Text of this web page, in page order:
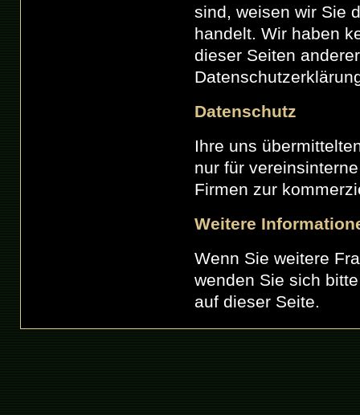
sind, weisen wir Sie
handelt. Wir haben
dieser Seiten
Datenschutz
Ihre uns
nur für
Firmen zur
Weitere
Wenn Sie weitere
wenden Sie sich
auf dieser Seite.